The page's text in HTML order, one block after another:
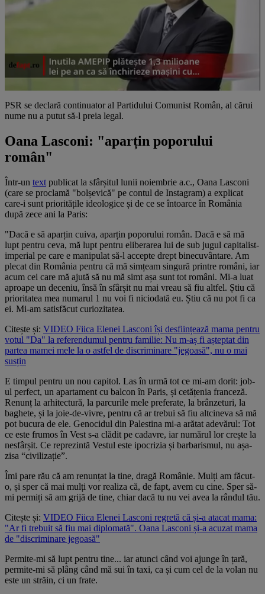
PSR se declară continuator al Partidului Comunist Român, al cărui
nume nu a putut să-l preia legal.
Oana Lasconi: "aparțin poporului
român"
Într-un text publicat la sfârșitul lunii noiembrie a.c., Oana Lasconi
(care se proclamă "bolșevică" pe contul de Instagram) a explicat
care-i sunt prioritățile ideologice și de ce se întoarce în România
după zece ani la Paris:
"Dacă e să aparțin cuiva, aparțin poporului român. Dacă e să mă
lupt pentru ceva, mă lupt pentru eliberarea lui de sub jugul capitalist-
imperial pe care e manipulat să-l accepte drept binecuvântare. Am
plecat din România pentru că mă simțeam singură printre români, iar
acum cei care mă ajută să nu mă simt așa sunt tot români. Mi-a luat
aproape un deceniu, însă în sfârșit nu mai vreau să fiu altfel. Știu că
prioritatea mea numarul 1 nu voi fi niciodată eu. Știu că nu pot fi ca
ei. Mi-am satisfăcut curiozitatea.
Citește și: VIDEO Fiica Elenei Lasconi își desființează mama pentru
votul "Da" la referendumul pentru familie: Nu m-aș fi așteptat din
partea mamei mele la o astfel de discriminare "jegoasă", nu o mai
susțin
E timpul pentru un nou capitol. Las în urmă tot ce mi-am dorit: job-
ul perfect, un apartament cu balcon în Paris, și cetățenia franceză.
Renunț la arhitectură, la parcurile mele preferate, la brânzeturi, la
baghete, și la joie-de-vivre, pentru că ar trebui să fiu altcineva să mă
pot bucura de ele. Genocidul din Palestina mi-a arătat adevărul: Tot
ce este frumos în Vest s-a clădit pe cadavre, iar numărul lor crește la
nesfârșit. Ce reprezintă Vestul este ipocrizia și barbarismul, nu așa-
zisa “civilizație”.
Îmi pare rău că am renunțat la tine, dragă Românie. Mulți am făcut-
o, și sper că mai mulți vor realiza că, de fapt, avem cu cine. Sper să-
mi permiți să am grijă de tine, chiar dacă tu nu vei avea la rândul tău.
Citește și: VIDEO Fiica Elenei Lasconi regretă că și-a atacat mama:
"Ar fi trebuit să fiu mai diplomată". Oana Lasconi și-a acuzat mama
de "discriminare jegoasă"
Permite-mi să lupt pentru tine... iar atunci când voi ajunge în țară,
permite-mi să plâng când mă sui în taxi, ca și cum cel de la volan nu
este un străin, ci un frate.